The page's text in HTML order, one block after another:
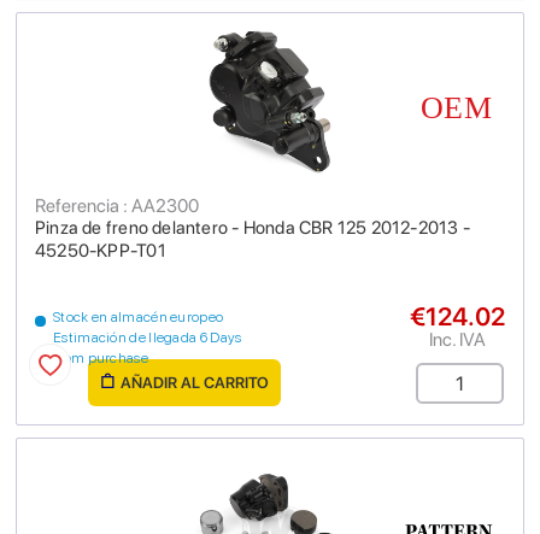
Pinza de freno delantero - Honda CBR 125 2012-2013 -
45250-KPP-T01
Referencia : AA2300
Stock en almacén europeo
Estimación de llegada 6 Days
from purchase
€124.02
Inc. IVA
AÑADIR AL CARRITO